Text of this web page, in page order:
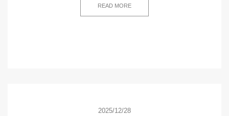
READ MORE
2025/12/28